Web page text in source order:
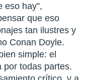
eso hay”,
que eso
tan ilustres y
Conan Doyle.
simple: el
por todas partes.